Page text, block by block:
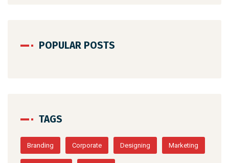
POPULAR POSTS
TAGS
Branding Corporate Designing Marketing